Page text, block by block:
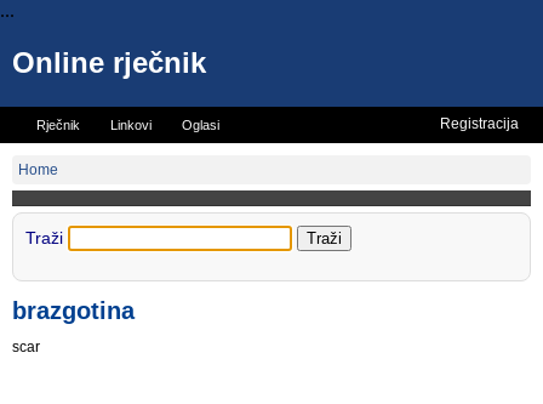
...
Online rječnik
Rječnik Linkovi Oglasi Registracija
Home
Traži
brazgotina
scar